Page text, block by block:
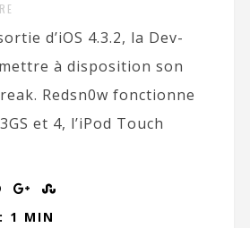
d’iOS 4.3.2, la Dev-
à disposition son
Redsn0w fonctionne
et 4, l’iPod Touch
1 MIN